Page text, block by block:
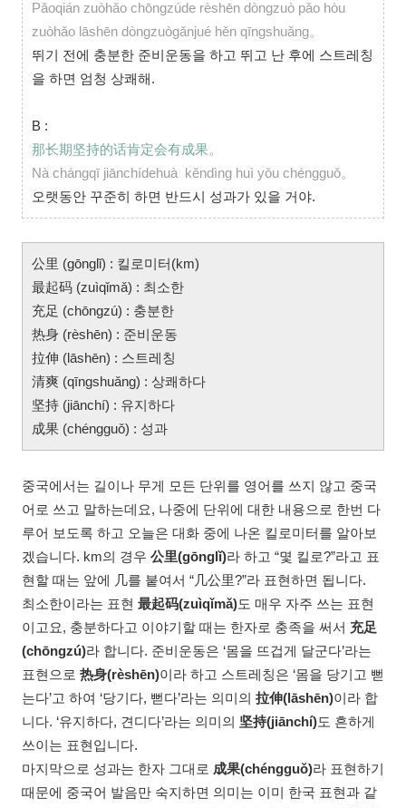
Pǎoqián zuòhǎo chōngzúde rèshēn dòngzuò pǎo hòu
zuòhǎo lāshēn dòngzuògǎnjué hěn qīngshuǎng。
뛰기 전에 충분한 준비운동을 하고 뛰고 난 후에 스트레칭
을 하면 엄청 상쾌해.
B :
那长期坚持的话肯定会有成果。
Nà chángqī jiānchídehuà kěndìng huì yǒu chéngguǒ。
오랫동안 꾸준히 하면 반드시 성과가 있을 거야.
公里 (gōnglǐ) : 킬로미터(km)
最起码 (zuìqǐmǎ) : 최소한
充足 (chōngzú) : 충분한
热身 (rèshēn) : 준비운동
拉伸 (lāshēn) : 스트레칭
清爽 (qīngshuǎng) : 상쾌하다
坚持 (jiānchí) : 유지하다
成果 (chéngguǒ) : 성과
중국에서는 길이나 무게 모든 단위를 영어를 쓰지 않고 중국
어로 쓰고 말하는데요, 나중에 단위에 대한 내용으로 한번 다
루어 보도록 하고 오늘은 대화 중에 나온 킬로미터를 알아보
겠습니다. km의 경우 公里(gōnglǐ)라 하고 “몇 킬로?”라고 표
현할 때는 앞에 几를 붙여서 “几公里?”라 표현하면 됩니다.
최소한이라는 표현 最起码(zuìqǐmǎ)도 매우 자주 쓰는 표현
이고요, 충분하다고 이야기할 때는 한자로 충족을 써서 充足
(chōngzú)라 합니다. 준비운동은 ‘몸을 뜨겁게 달군다’라는
표현으로 热身(rèshēn)이라 하고 스트레칭은 ‘몸을 당기고 뻗
는다’고 하여 ‘당기다, 뻗다’라는 의미의 拉伸(lāshēn)이라 합
니다. ‘유지하다, 견디다’라는 의미의 坚持(jiānchí)도 흔하게
쓰이는 표현입니다.
마지막으로 성과는 한자 그대로 成果(chéngguǒ)라 표현하기
때문에 중국어 발음만 숙지하면 의미는 이미 한국 표현과 같